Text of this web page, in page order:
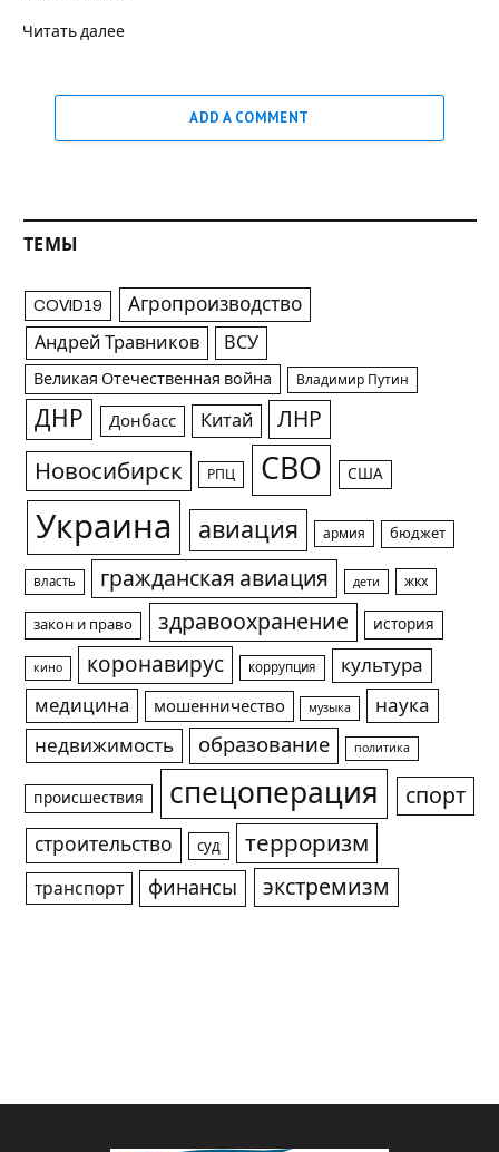
Читать далее
ADD A COMMENT
ТЕМЫ
COVID19 Агропроизводство
Андрей Травников ВСУ
Великая Отечественная война Владимир Путин
ДНР Донбасс Китай ЛНР
Новосибирск РПЦ СВО США
Украина авиация армия бюджет
власть гражданская авиация дети жкх
закон и право здравоохранение история
кино коронавирус коррупция
культура
медицина
мошенничество музыка
наука
недвижимость
образование политика
происшествия спецоперация спорт
строительство суд терроризм
транспорт финансы экстремизм